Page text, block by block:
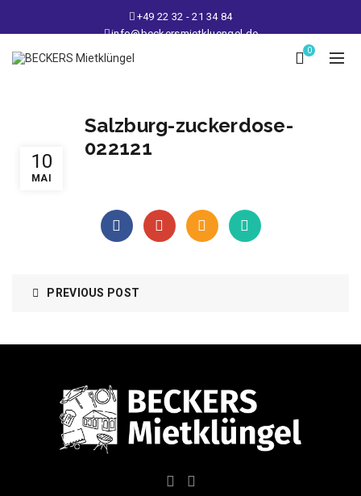
+49 22 32 - 21 34 84
info@beckersmietkluengel.de
Lager: Gutenbergstraße 1 - 50389 Wesseling
Mo - Fr: 9 – 17 Uhr, Sa: 9 – 12 Uhr
0
10
MAI
Salzburg-zuckerdose-
022121
PREVIOUS POST